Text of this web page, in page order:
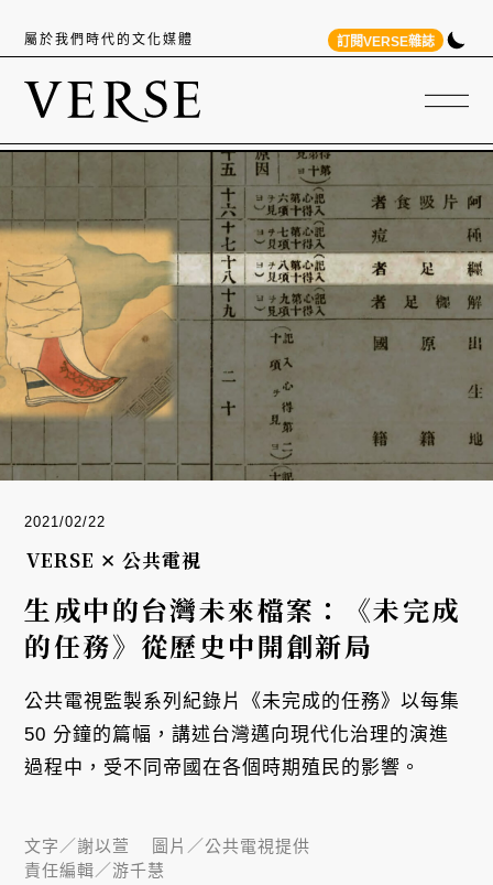
屬於我們時代的文化媒體 訂閱VERSE雜誌
2021/02/22
VERSE ✕ 公共電視
生成中的台灣未來檔案：《未完成
的任務》從歷史中開創新局
公共電視監製系列紀錄片《未完成的任務》以每集
50 分鐘的篇幅，講述台灣邁向現代化治理的演進
過程中，受不同帝國在各個時期殖民的影響。
文字／謝以萱 圖片／公共電視提供
責任編輯／游千慧